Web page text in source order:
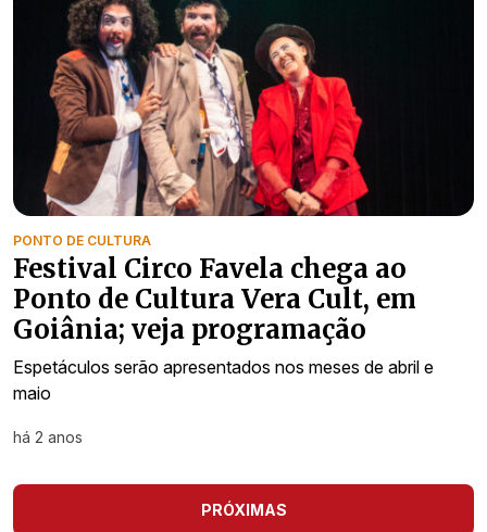
PONTO DE CULTURA
Festival Circo Favela chega ao
Ponto de Cultura Vera Cult, em
Goiânia; veja programação
Espetáculos serão apresentados nos meses de abril e
maio
há 2 anos
PRÓXIMAS